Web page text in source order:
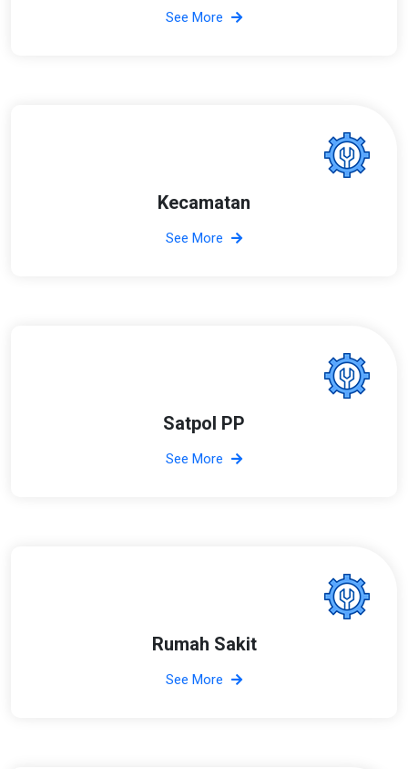
See More
Kecamatan
See More
Satpol PP
See More
Rumah Sakit
See More